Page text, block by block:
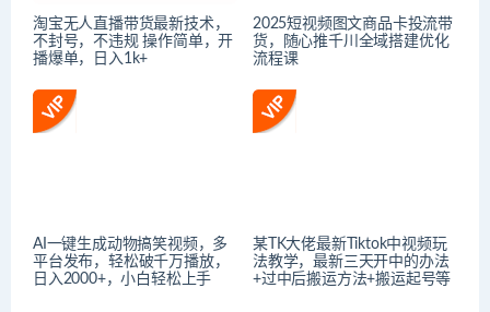
淘宝无人直播带货最新技术，
不封号，不违规 操作简单，开
播爆单，日入1k+
2025短视频图文商品卡投流带
货，随心推千川全域搭建优化
流程课
AI一键生成动物搞笑视频，多
平台发布，轻松破千万播放，
日入2000+，小白轻松上手
某TK大佬最新Tiktok中视频玩
法教学，最新三天开中的办法
+过中后搬运方法+搬运起号等